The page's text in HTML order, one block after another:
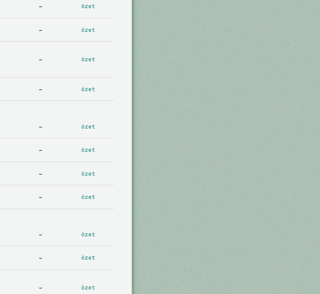
- özet
- özet
- özet
- özet
- özet
- özet
- özet
- özet
- özet
- özet
- özet